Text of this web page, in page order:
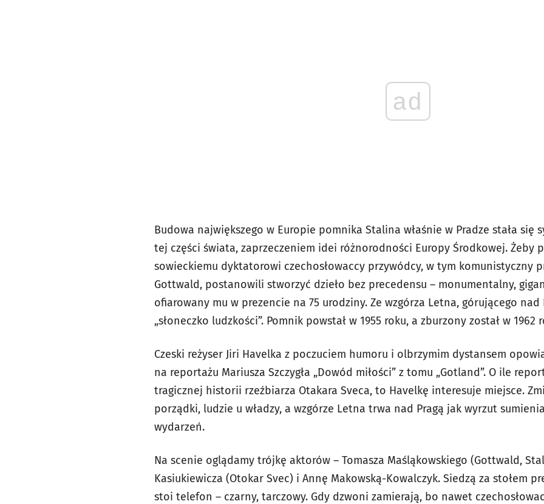
ad
Budowa największego w Europie pomnika Stalina właśnie w Pradze stała się
tej części świata, zaprzeczeniem idei różnorodności Europy Środkowej. Żeby
sowieckiemu dyktatorowi czechosłowaccy przywódcy, w tym komunistyczny
Gottwald, postanowili stworzyć dzieło bez precedensu – monumentalny,
ofiarowany mu w prezencie na 75 urodziny. Ze wzgórza Letna, górującego nad
„słoneczko ludzkości”. Pomnik powstał w 1955 roku, a zburzony został w 1962
Czeski reżyser Jiri Havelka z poczuciem humoru i olbrzymim dystansem
na reportażu Mariusza Szczygła „Dowód miłości” z tomu „Gotland”. O ile
tragicznej historii rzeźbiarza Otakara Sveca, to Havelkę interesuje miejsce.
porządki, ludzie u władzy, a wzgórze Letna trwa nad Pragą jak wyrzut
wydarzeń.
Na scenie oglądamy trójkę aktorów – Tomasza Maśląkowskiego (Gottwald,
Kasiukiewicza (Otokar Svec) i Annę Makowską-Kowalczyk. Siedzą za stołem
stoi telefon – czarny, tarczowy. Gdy dzwoni zamierają, bo nawet